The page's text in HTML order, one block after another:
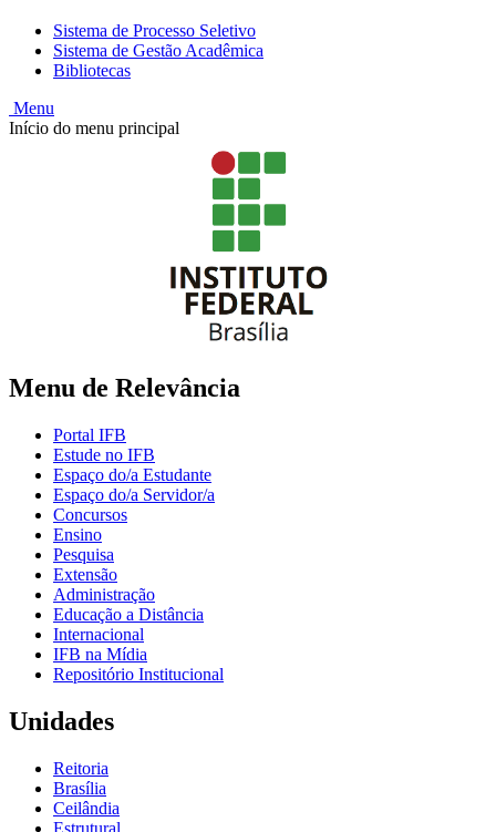
Sistema de Processo Seletivo
Sistema de Gestão Acadêmica
Bibliotecas
Menu
Início do menu principal
Menu de Relevância
Portal IFB
Estude no IFB
Espaço do/a Estudante
Espaço do/a Servidor/a
Concursos
Ensino
Pesquisa
Extensão
Administração
Educação a Distância
Internacional
IFB na Mídia
Repositório Institucional
Unidades
Reitoria
Brasília
Ceilândia
Estrutural